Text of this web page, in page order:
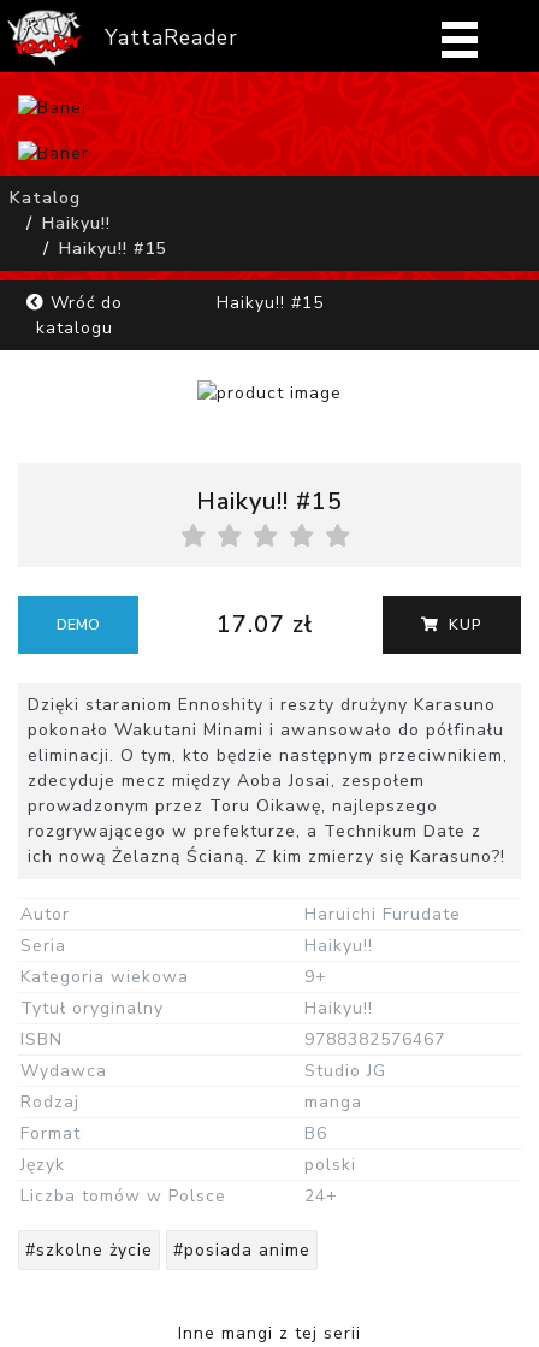
YattaReader
Home
FAQ
Mangi
Katalog
Haikyu!!
Haikyu!! #15
Wróć do
katalogu
Haikyu!! #15
Haikyu!! #15
DEMO 17.07 zł KUP
Dzięki staraniom Ennoshity i reszty drużyny Karasuno
pokonało Wakutani Minami i awansowało do półfinału
eliminacji. O tym, kto będzie następnym przeciwnikiem,
zdecyduje mecz między Aoba Josai, zespołem
prowadzonym przez Toru Oikawę, najlepszego
rozgrywającego w prefekturze, a Technikum Date z
ich nową Żelazną Ścianą. Z kim zmierzy się Karasuno?!
Autor
Haruichi Furudate
Seria
Haikyu!!
Kategoria wiekowa
9+
Tytuł oryginalny
Haikyu!!
ISBN
9788382576467
Wydawca
Studio JG
Rodzaj
manga
Format
B6
Język
polski
Liczba tomów w Polsce
24+
#szkolne życie #posiada anime
Inne mangi z tej serii